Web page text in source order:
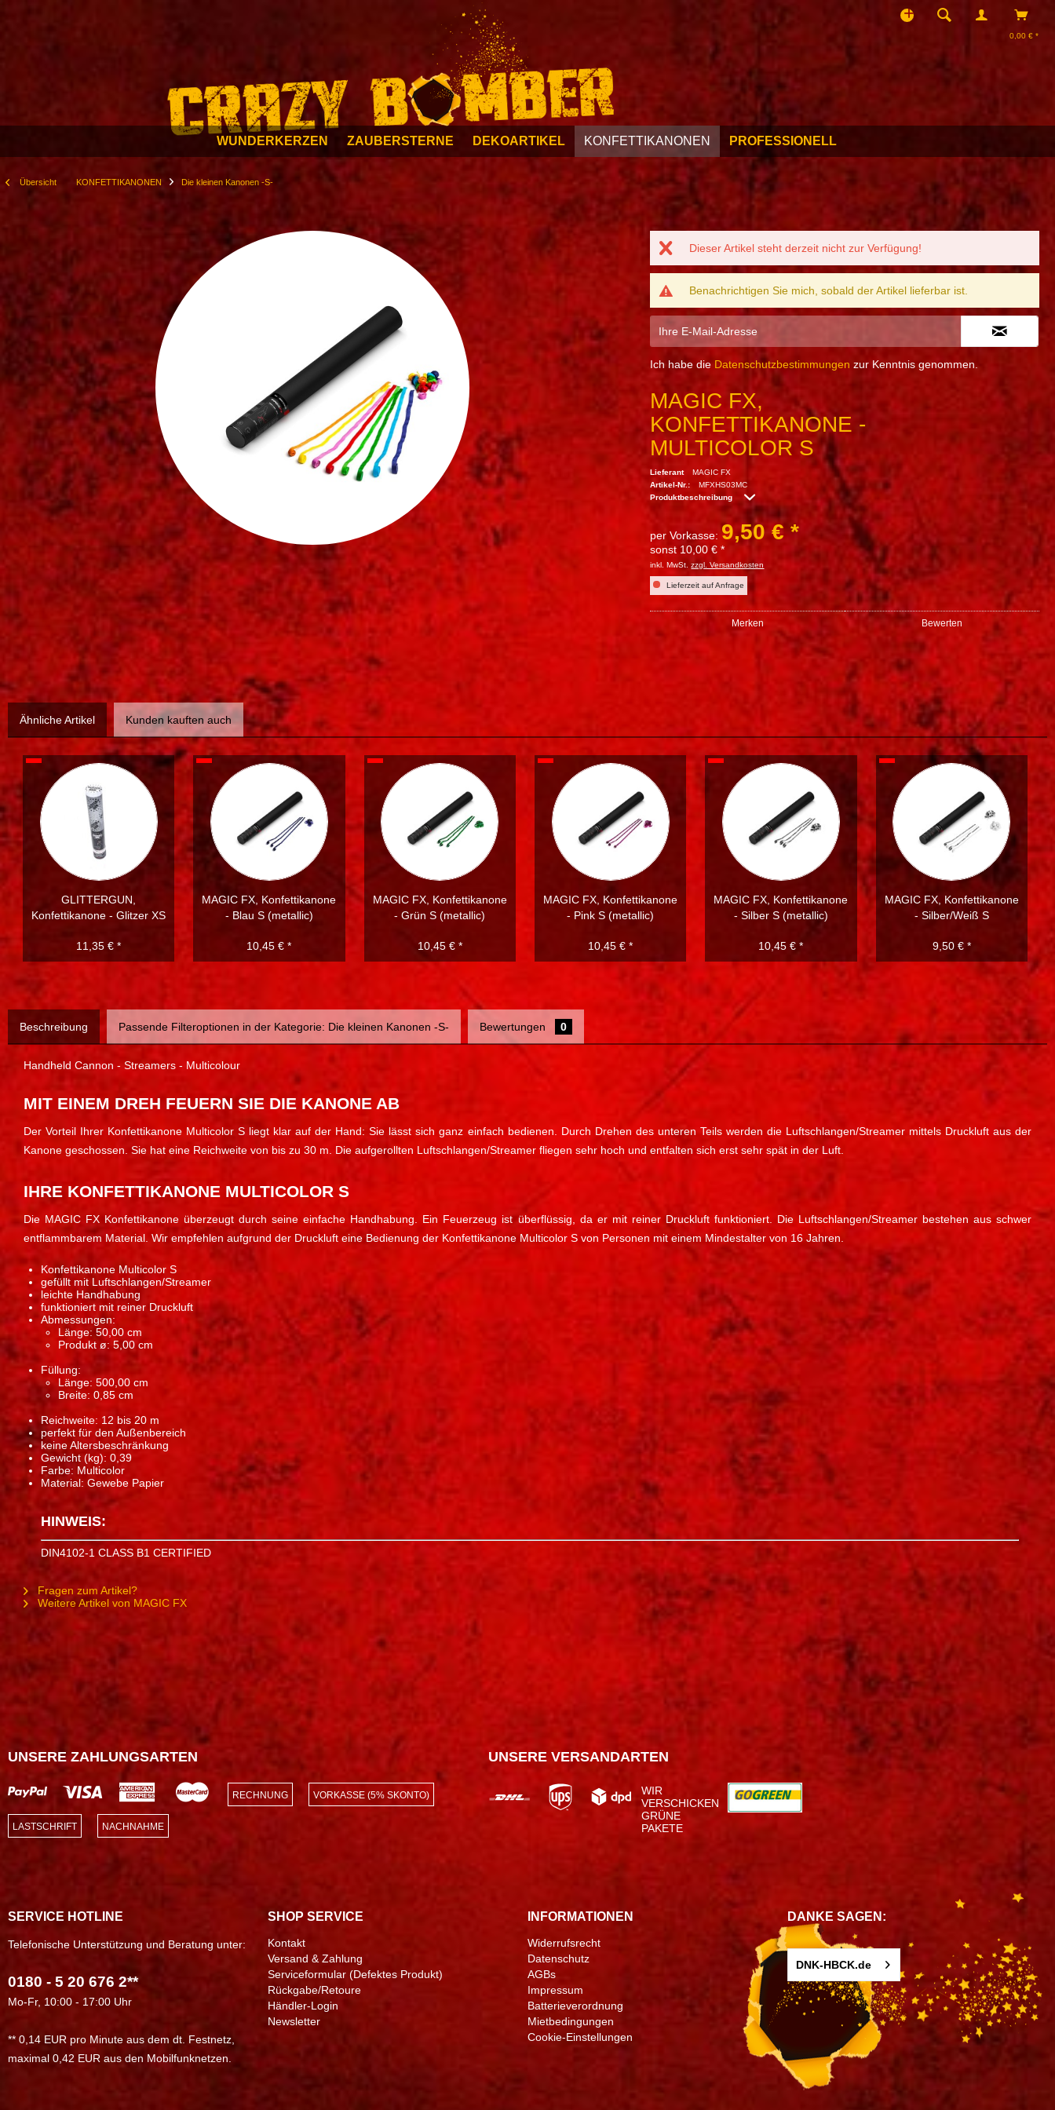
0,00 € *
WUNDERKERZEN ZAUBERSTERNE DEKOARTIKEL KONFETTIKANONEN PROFESSIONELL
Übersicht KONFETTIKANONEN Die kleinen Kanonen -S-
Dieser Artikel steht derzeit nicht zur Verfügung!
Benachrichtigen Sie mich, sobald der Artikel lieferbar ist.
Ich habe die Datenschutzbestimmungen zur Kenntnis genommen.
MAGIC FX,
KONFETTIKANONE -
MULTICOLOR S
Lieferant
MAGIC FX
Artikel-Nr.:
MFXHS03MC
Produktbeschreibung
per Vorkasse: 9,50 € *
sonst 10,00 € *
inkl. MwSt.zzgl. Versandkosten
Lieferzeit auf Anfrage
Merken Bewerten
Ähnliche Artikel Kunden kauften auch
GLITTERGUN,
Konfettikanone - Glitzer XS
11,35 € *
MAGIC FX, Konfettikanone
- Blau S (metallic)
10,45 € *
MAGIC FX, Konfettikanone
- Grün S (metallic)
10,45 € *
MAGIC FX, Konfettikanone
- Pink S (metallic)
10,45 € *
MAGIC FX, Konfettikanone
- Silber S (metallic)
10,45 € *
MAGIC FX, Konfettikanone
- Silber/Weiß S
9,50 € *
Beschreibung Passende Filteroptionen in der Kategorie: Die kleinen Kanonen -S- Bewertungen 0
Handheld Cannon - Streamers - Multicolour
MIT EINEM DREH FEUERN SIE DIE KANONE AB
Der Vorteil Ihrer Konfettikanone Multicolor S liegt klar auf der Hand: Sie lässt sich ganz einfach bedienen. Durch Drehen des unteren Teils werden die Luftschlangen/Streamer mittels Druckluft aus der
Kanone geschossen. Sie hat eine Reichweite von bis zu 30 m. Die aufgerollten Luftschlangen/Streamer fliegen sehr hoch und entfalten sich erst sehr spät in der Luft.
IHRE KONFETTIKANONE MULTICOLOR S
Die MAGIC FX Konfettikanone überzeugt durch seine einfache Handhabung. Ein Feuerzeug ist überflüssig, da er mit reiner Druckluft funktioniert. Die Luftschlangen/Streamer bestehen aus schwer
entflammbarem Material. Wir empfehlen aufgrund der Druckluft eine Bedienung der Konfettikanone Multicolor S von Personen mit einem Mindestalter von 16 Jahren.
Konfettikanone Multicolor S
gefüllt mit Luftschlangen/Streamer
leichte Handhabung
funktioniert mit reiner Druckluft
Abmessungen:
Länge: 50,00 cm
Produkt ø: 5,00 cm
Füllung:
Länge: 500,00 cm
Breite: 0,85 cm
Reichweite: 12 bis 20 m
perfekt für den Außenbereich
keine Altersbeschränkung
Gewicht (kg): 0,39
Farbe: Multicolor
Material: Gewebe Papier
HINWEIS:
DIN4102-1 CLASS B1 CERTIFIED
Fragen zum Artikel?
Weitere Artikel von MAGIC FX
UNSERE ZAHLUNGSARTEN
RECHNUNG VORKASSE (5% SKONTO)
LASTSCHRIFT NACHNAHME
UNSERE VERSANDARTEN
WIR
VERSCHICKEN
GRÜNE
PAKETE
SERVICE HOTLINE
Telefonische Unterstützung und Beratung unter:
0180 - 5 20 676 2**
Mo-Fr, 10:00 - 17:00 Uhr
** 0,14 EUR pro Minute aus dem dt. Festnetz,
maximal 0,42 EUR aus den Mobilfunknetzen.
SHOP SERVICE
Kontakt
Versand & Zahlung
Serviceformular (Defektes Produkt)
Rückgabe/Retoure
Händler-Login
Newsletter
INFORMATIONEN
Widerrufsrecht
Datenschutz
AGBs
Impressum
Batterieverordnung
Mietbedingungen
Cookie-Einstellungen
DANKE SAGEN:
DNK-HBCK.de